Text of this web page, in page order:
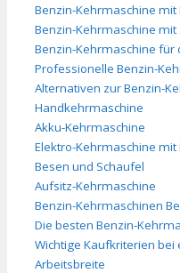
Benzin-Kehrmaschine mit
Benzin-Kehrmaschine mit
Benzin-Kehrmaschine für
Professionelle Benzin-
Alternativen zur Benzin-
Handkehrmaschine
Akku-Kehrmaschine
Elektro-Kehrmaschine mit
Besen und Schaufel
Aufsitz-Kehrmaschine
Benzin-Kehrmaschinen
Die besten Benzin-
Wichtige Kaufkriterien
Arbeitsbreite